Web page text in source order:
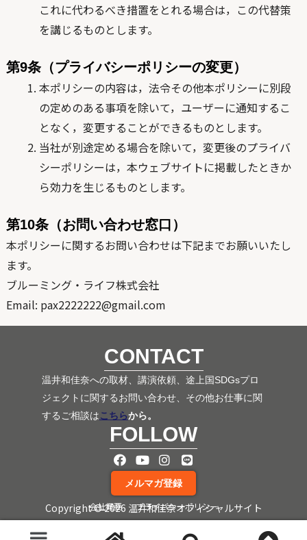
これに代わるべき措置をとれる場合は，この代替策
を講じるものとします。
第9条（プライバシーポリシーの変更）
本ポリシーの内容は，法令その他本ポリシーに別段
の定めのある事項を除いて，ユーザーに通知するこ
となく，変更することができるものとします。
当社が別途定める場合を除いて，変更後のプライバ
シーポリシーは，本ウェブサイトに掲載したときか
ら効力を生じるものとします。
第10条（お問い合わせ窓口）
本ポリシーに関するお問い合わせは下記までお願いいたし
ます。
ブルーミング・ライフ株式会社
Email: pax2222222@gmail.com
CONTACT
温井和佳奈への取材、講演依頼、途上国SDGsプロ
ジェクトに関するお問い合わせ、その他お仕事に関
するご相談はこちらから。
FOLLOW​
メルマガ登録
会社概要 プライバシーポリシー
Copyright © 2026 温井和佳奈オフィシャルサイト